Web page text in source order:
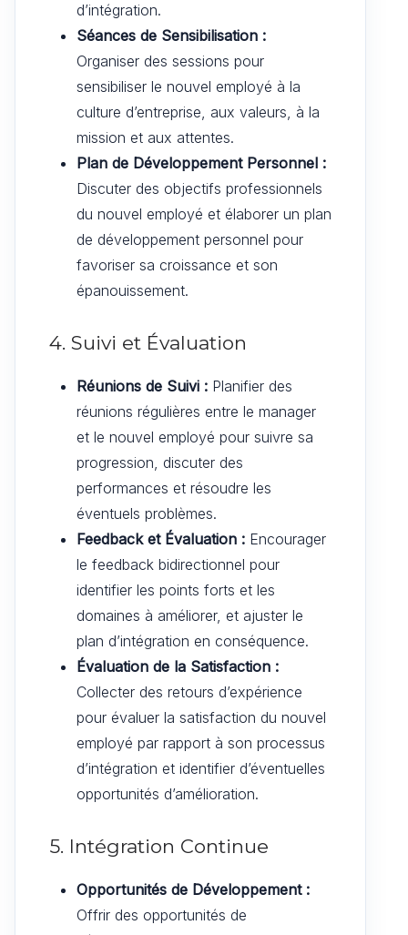
d’intégration.
Séances de Sensibilisation :
Organiser des sessions pour
sensibiliser le nouvel employé à la
culture d’entreprise, aux valeurs, à la
mission et aux attentes.
Plan de Développement Personnel :
Discuter des objectifs professionnels
du nouvel employé et élaborer un plan
de développement personnel pour
favoriser sa croissance et son
épanouissement.
4. Suivi et Évaluation
Réunions de Suivi : Planifier des
réunions régulières entre le manager
et le nouvel employé pour suivre sa
progression, discuter des
performances et résoudre les
éventuels problèmes.
Feedback et Évaluation : Encourager
le feedback bidirectionnel pour
identifier les points forts et les
domaines à améliorer, et ajuster le
plan d’intégration en conséquence.
Évaluation de la Satisfaction :
Collecter des retours d’expérience
pour évaluer la satisfaction du nouvel
employé par rapport à son processus
d’intégration et identifier d’éventuelles
opportunités d’amélioration.
5. Intégration Continue
Opportunités de Développement :
Offrir des opportunités de